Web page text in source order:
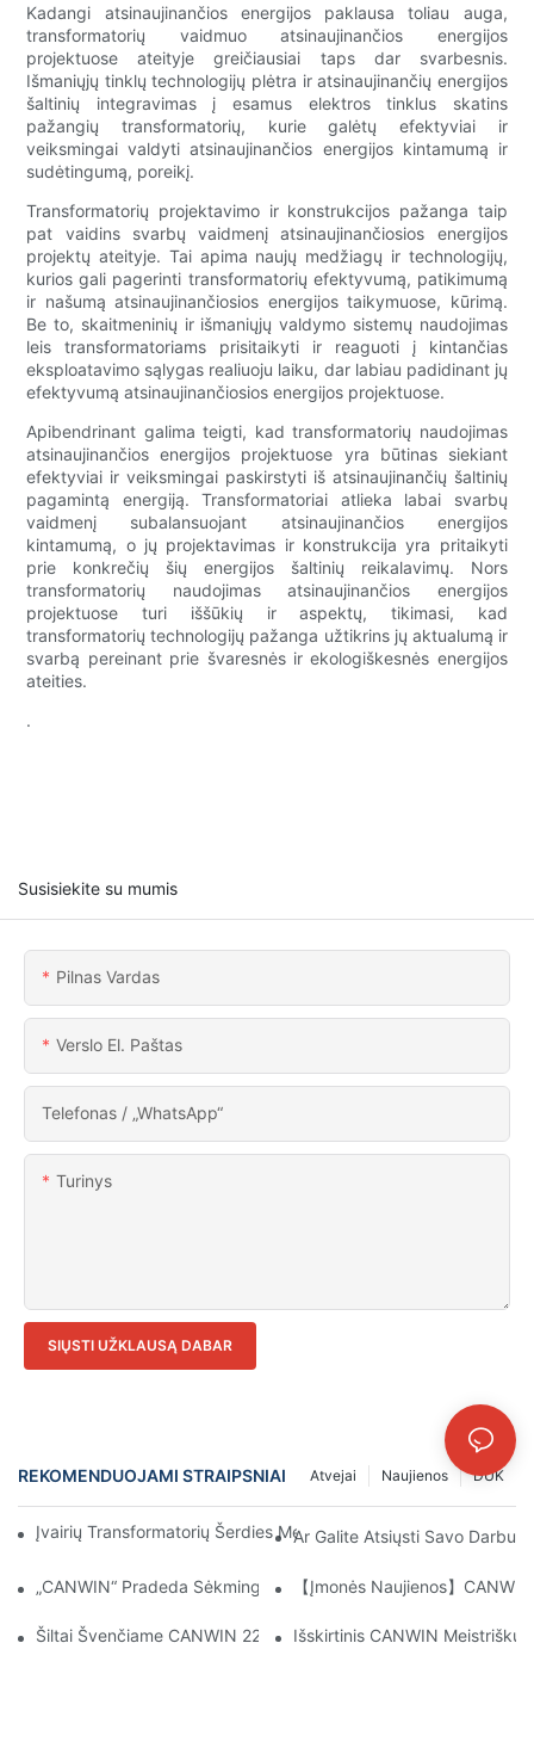
Kadangi atsinaujinančios energijos paklausa toliau auga,
transformatorių vaidmuo atsinaujinančios energijos
projektuose ateityje greičiausiai taps dar svarbesnis.
Išmaniųjų tinklų technologijų plėtra ir atsinaujinančių energijos
šaltinių integravimas į esamus elektros tinklus skatins
pažangių transformatorių, kurie galėtų efektyviai ir
veiksmingai valdyti atsinaujinančios energijos kintamumą ir
sudėtingumą, poreikį.
Transformatorių projektavimo ir konstrukcijos pažanga taip
pat vaidins svarbų vaidmenį atsinaujinančiosios energijos
projektų ateityje. Tai apima naujų medžiagų ir technologijų,
kurios gali pagerinti transformatorių efektyvumą, patikimumą
ir našumą atsinaujinančiosios energijos taikymuose, kūrimą.
Be to, skaitmeninių ir išmaniųjų valdymo sistemų naudojimas
leis transformatoriams prisitaikyti ir reaguoti į kintančias
eksploatavimo sąlygas realiuoju laiku, dar labiau padidinant jų
efektyvumą atsinaujinančiosios energijos projektuose.
Apibendrinant galima teigti, kad transformatorių naudojimas
atsinaujinančios energijos projektuose yra būtinas siekiant
efektyviai ir veiksmingai paskirstyti iš atsinaujinančių šaltinių
pagamintą energiją. Transformatoriai atlieka labai svarbų
vaidmenį subalansuojant atsinaujinančios energijos
kintamumą, o jų projektavimas ir konstrukcija yra pritaikyti
prie konkrečių šių energijos šaltinių reikalavimų. Nors
transformatorių naudojimas atsinaujinančios energijos
projektuose turi iššūkių ir aspektų, tikimasi, kad
transformatorių technologijų pažanga užtikrins jų aktualumą ir
svarbą pereinant prie švaresnės ir ekologiškesnės energijos
ateities.
.
Susisiekite su mumis
Pilnas Vardas
Verslo El. Paštas
Telefonas / „WhatsApp“
Turinys
SIŲSTI UŽKLAUSĄ DABAR
REKOMENDUOJAMI STRAIPSNIAI DUK
Naujienos
Atvejai
Įvairių Transformatorių Šerdies Medžiagų Poveikio Aplinkai
Ar Galite Atsiųsti Savo
„CANWIN“ Pradeda Sėkmingai, Pradeda Naują Kelionę Su
【Įmonės Naujienos】
Šiltai Švenčiame CANWIN 22-Ąsias Metines!
Išskirtinis CANWIN